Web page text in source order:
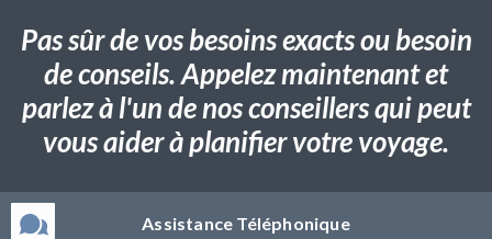
Pas sûr de vos besoins exacts ou besoin
de conseils. Appelez maintenant et
parlez à l'un de nos conseillers qui peut
vous aider à planifier votre voyage.
Assistance Téléphonique